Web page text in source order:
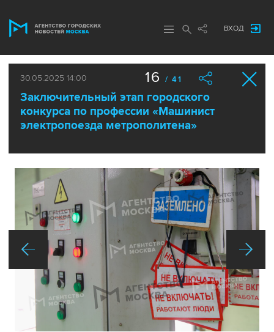
ВХОД
30.05.2025 14:00
Заключительный этап городского
конкурса по профессии «Машинист
электропоезда метрополитена»
16 / 41